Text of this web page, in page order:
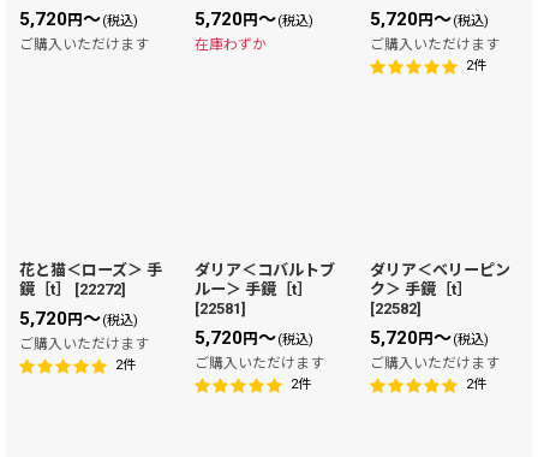
5,720円～(税込)
ご購入いただけます
5,720円～(税込)
在庫わずか
5,720円～(税込)
ご購入いただけます
2件
花と猫＜ローズ＞ 手
鏡［t］
[22272]
5,720円～(税込)
ご購入いただけます
2件
ダリア＜コバルトブ
ルー＞ 手鏡［t］
[22581]
5,720円～(税込)
ご購入いただけます
2件
ダリア＜ベリーピン
ク＞ 手鏡［t］
[22582]
5,720円～(税込)
ご購入いただけます
2件